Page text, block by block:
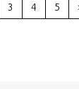
3 4 5